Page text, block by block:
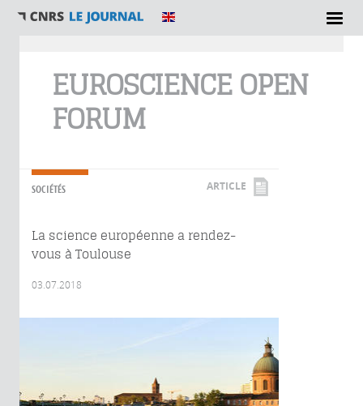
EUROSCIENCE OPEN
FORUM
SOCIÉTÉS ARTICLE
La science européenne a rendez-
vous à Toulouse
03.07.2018